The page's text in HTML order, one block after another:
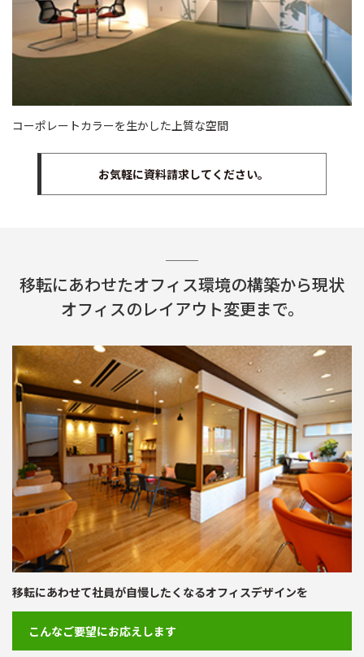
コーポレートカラーを生かした上質な空間
お気軽に資料請求してください。
移転にあわせたオフィス環境の構築から現状
オフィスのレイアウト変更まで。
移転にあわせて社員が自慢したくなるオフィスデザインを
こんなご要望にお応えします